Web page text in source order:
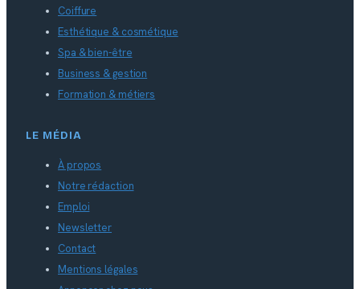
Coiffure
Esthétique & cosmétique
Spa & bien-être
Business & gestion
Formation & métiers
LE MÉDIA
À propos
Notre rédaction
Emploi
Newsletter
Contact
Mentions légales